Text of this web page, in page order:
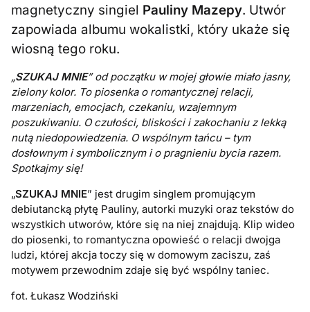
magnetyczny singiel Pauliny Mazepy. Utwór
zapowiada albumu wokalistki, który ukaże się
wiosną tego roku.
„SZUKAJ MNIE” od początku w mojej głowie miało jasny,
zielony kolor. To piosenka o romantycznej relacji,
marzeniach, emocjach, czekaniu, wzajemnym
poszukiwaniu. O czułości, bliskości i zakochaniu z lekką
nutą niedopowiedzenia. O wspólnym tańcu – tym
dosłownym i symbolicznym i o pragnieniu bycia razem.
Spotkajmy się!
„SZUKAJ MNIE” jest drugim singlem promującym
debiutancką płytę Pauliny, autorki muzyki oraz tekstów do
wszystkich utworów, które się na niej znajdują. Klip wideo
do piosenki, to romantyczna opowieść o relacji dwojga
ludzi, której akcja toczy się w domowym zaciszu, zaś
motywem przewodnim zdaje się być wspólny taniec.
fot. Łukasz Wodziński